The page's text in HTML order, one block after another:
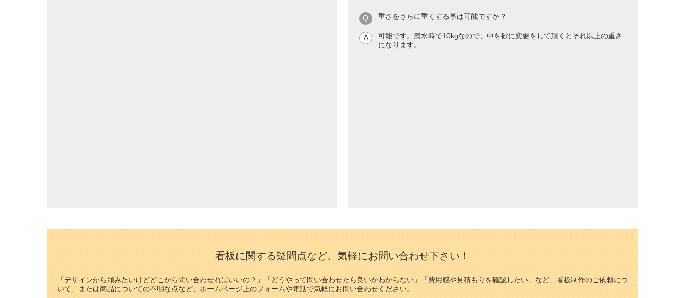
重さをさらに重くする事は可能ですか？
可能です。満水時で10kgなので、中を砂に変更をして頂くとそれ以上の重さ
になります。
看板に関する疑問点など、気軽にお問い合わせ下さい！
「デザインから頼みたいけどどこから問い合わせればいいの？」「どうやって問い合わせたら良いかわからない」「費用感や見積もりを確認したい」など、看板制作のご依頼につ
いて、または商品についての不明な点など、ホームページ上のフォームや電話で気軽にお問い合わせください。